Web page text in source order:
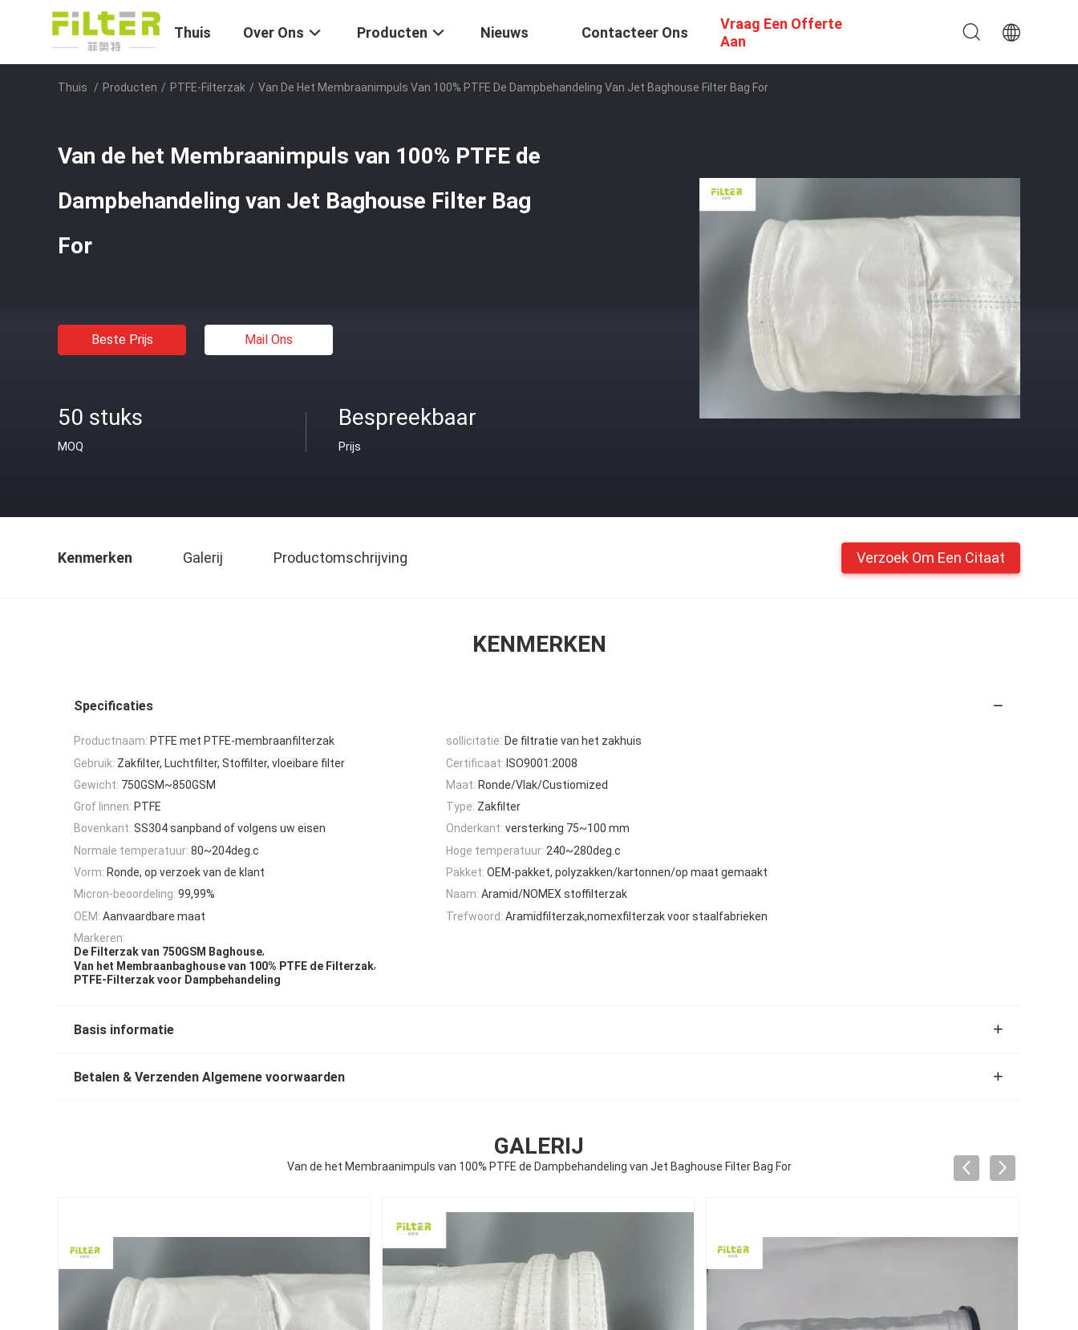
Thuis Over Ons Producten Nieuws Contacteer Ons
Vraag Een Offerte
Aan
Thuis / Producten / PTFE-Filterzak / Van De Het Membraanimpuls Van 100% PTFE De Dampbehandeling Van Jet Baghouse Filter Bag For
Van de het Membraanimpuls van 100% PTFE de
Dampbehandeling van Jet Baghouse Filter Bag
For
Beste Prijs Mail Ons
50 stuks
MOQ
Bespreekbaar
Prijs
Kenmerken Galerij Productomschrijving Verzoek Om Een Citaat
KENMERKEN
Specificaties
Productnaam: PTFE met PTFE-membraanfilterzak sollicitatie: De filtratie van het zakhuis
Gebruik: Zakfilter, Luchtfilter, Stoffilter, vloeibare filter Certificaat: ISO9001:2008
Gewicht: 750GSM~850GSM Maat: Ronde/Vlak/Custiomized
Grof linnen: PTFE Type: Zakfilter
Bovenkant: SS304 sanpband of volgens uw eisen Onderkant: versterking 75~100 mm
Normale temperatuur: 80~204deg.c Hoge temperatuur: 240~280deg.c
Vorm: Ronde, op verzoek van de klant Pakket: OEM-pakket, polyzakken/kartonnen/op maat gemaakt
Micron-beoordeling: 99,99% Naam: Aramid/NOMEX stoffilterzak
OEM: Aanvaardbare maat Trefwoord: Aramidfilterzak,nomexfilterzak voor staalfabrieken
Markeren:
De Filterzak van 750GSM Baghouse,
Van het Membraanbaghouse van 100% PTFE de Filterzak,
PTFE-Filterzak voor Dampbehandeling
Basis informatie
Betalen & Verzenden Algemene voorwaarden
GALERIJ
Van de het Membraanimpuls van 100% PTFE de Dampbehandeling van Jet Baghouse Filter Bag For